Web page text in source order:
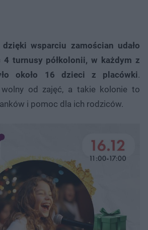
dzięki wsparciu zamościan udało
4 turnusy półkolonii, w każdym z
około 16 dzieci z placówki.
od zajęć, a takie kolonie to
i pomoc dla ich rodziców.